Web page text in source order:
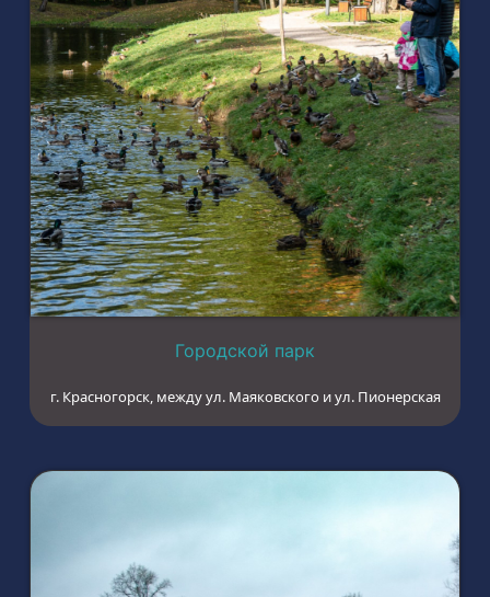
Городской парк
г. Красногорск, между ул. Маяковского и ул. Пионерская